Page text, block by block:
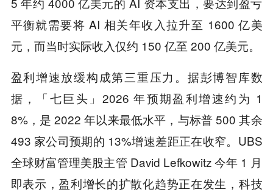
平衡就需要将 AI 相关年收入拉升至 1600 亿美
元，而当时实际收入仅约 150 亿至 200 亿美元。
盈利增速放缓构成第三重压力。据彭博智库数
据，「七巨头」2026 年预期盈利增速约为 1
8%，是 2022 年以来最低水平，与标普 500 其余
493 家公司预期的 13%增速差距正在收窄。UBS
全球财富管理美股主管 David Lefkowitz 今年 1 月
即表示，盈利增长的扩散化趋势正在发生，科技